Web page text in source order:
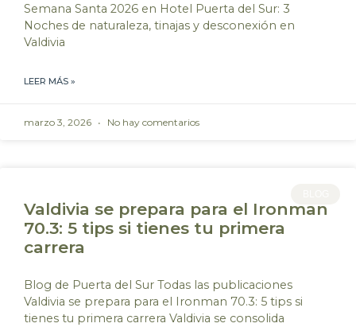
Semana Santa 2026 en Hotel Puerta del Sur: 3
Noches de naturaleza, tinajas y desconexión en
Valdivia
LEER MÁS »
marzo 3, 2026 No hay comentarios
Valdivia se prepara para el Ironman
70.3: 5 tips si tienes tu primera
carrera
Blog de Puerta del Sur Todas las publicaciones
Valdivia se prepara para el Ironman 70.3: 5 tips si
tienes tu primera carrera Valdivia se consolida